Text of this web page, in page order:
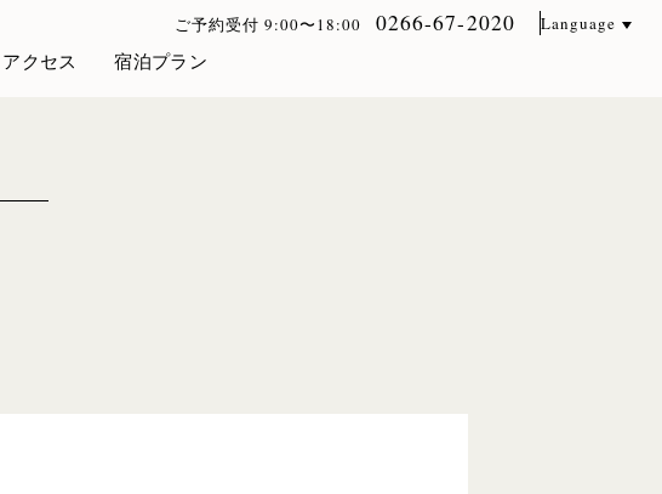
ご予約受付 9:00〜18:00 0266-67-2020 Language
アクセス 宿泊プラン